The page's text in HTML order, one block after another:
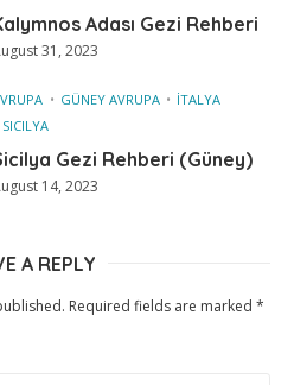
Adası Gezi Rehberi
31, 2023
GÜNEY AVRUPA
İTALYA
SICILYA
Gezi Rehberi (Güney)
14, 2023
A REPLY
Required fields are marked *